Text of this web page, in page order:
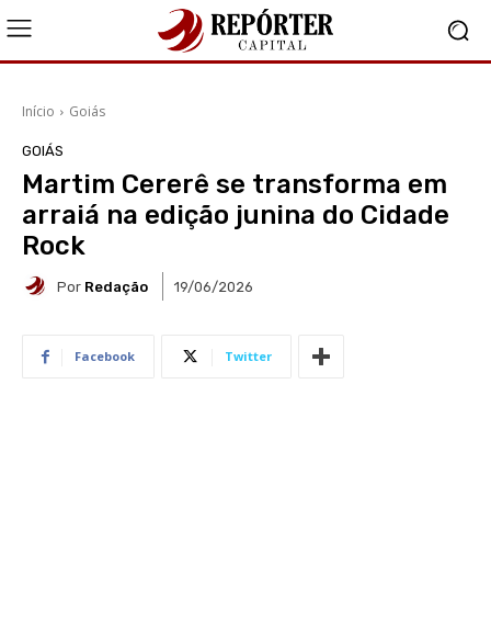
Início Goiás
GOIÁS
Martim Cererê se transforma em
arraiá na edição junina do Cidade
Rock
Por Redação 19/06/2026
Facebook Twitter